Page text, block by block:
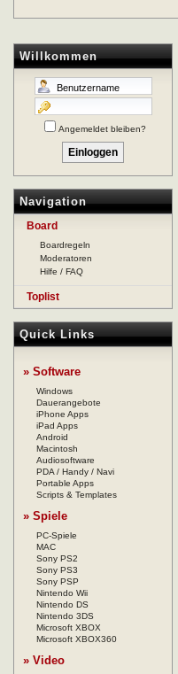
Willkommen
Angemeldet bleiben?
Navigation
Board
Boardregeln
Moderatoren
Hilfe / FAQ
Toplist
Quick Links
» Software
Windows
Dauerangebote
iPhone Apps
iPad Apps
Android
Macintosh
Audiosoftware
PDA / Handy / Navi
Portable Apps
Scripts & Templates
» Spiele
PC-Spiele
MAC
Sony PS2
Sony PS3
Sony PSP
Nintendo Wii
Nintendo DS
Nintendo 3DS
Microsoft XBOX
Microsoft XBOX360
» Video